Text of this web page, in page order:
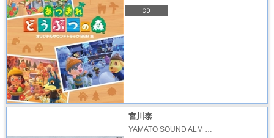
宮川泰
YAMATO SOUND ALM …